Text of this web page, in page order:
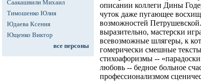
Саакашвили Михаил
Тимошенко Юлия
Юдаева Ксения
Ющенко Виктор
все персоны
описании коллеги Дины
чуток даже пугающее
возможностей
выразительно, мастерски
всевозможные шлягеры, к
гомерически смешные
стихоафоризмы --
любовь -- бедное больное
профессионализмом